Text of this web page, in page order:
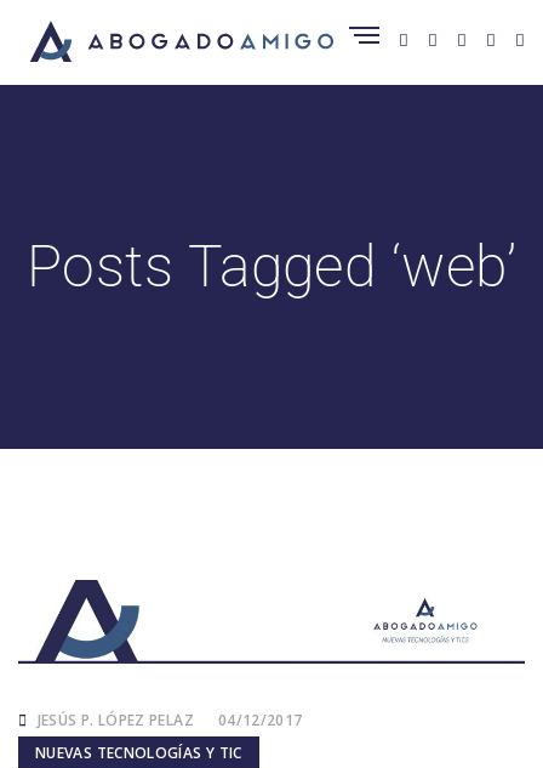
Posts Tagged ‘web’
JESÚS P. LÓPEZ PELAZ
04/12/2017
NUEVAS TECNOLOGÍAS Y TIC